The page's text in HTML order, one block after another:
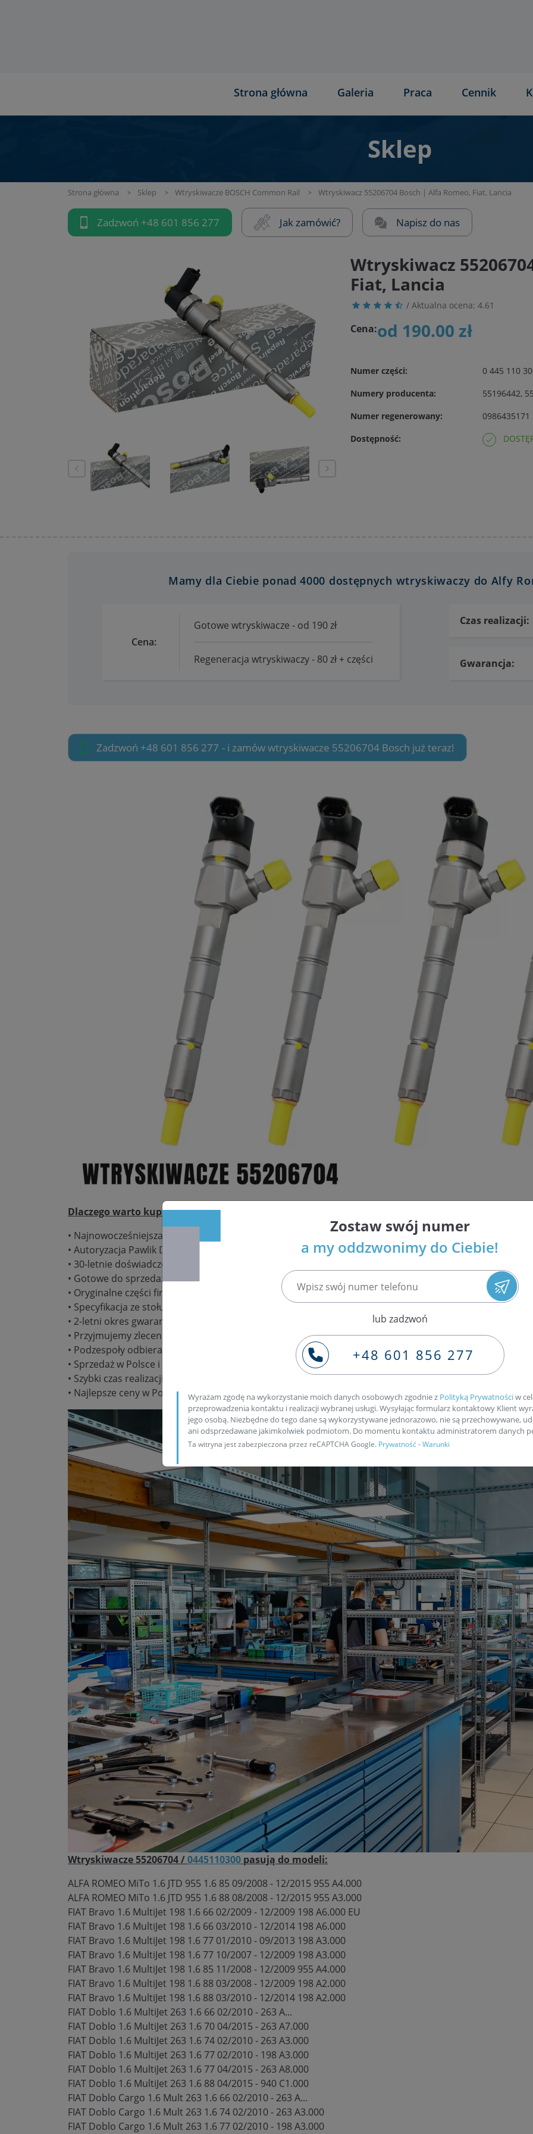
Strona główna Galeria Praca Cennik
Sklep
Strona główna Sklep Wtryskiwacze BOSCH Common Rail Wtryskiwacz 55206704 Bosch | Alfa Romeo, Fiat, Lancia
Zadzwoń +48 601 856 277 Jak zamówić? Napisz do nas
Wtryskiwacz
Fiat, Lancia
/ Aktualna ocena: 4.61
Cena:od 190.00 zł
Numer części:
0 445 110
Numery producenta:
55196442,
Numer regenerowany:
0986435171
Dostępność:
Mamy dla Ciebie ponad 4000 dostępnych wtryskiwaczy do Alfy
Cena:
Gotowe wtryskiwacze - od 190 zł
Regeneracja wtryskiwaczy - 80 zł + części
Czas realizacji:
Gwarancja:
Zadzwoń +48 601 856 277 - i zamów wtryskiwacze 55206704 Bosch już teraz!
Dlaczego warto kupić:
• Najnowocześniejsza pracownia regeneracji wtryskiwaczy Common Rail i benzynowych w Polsce
• Autoryzacja Pawlik Diesel Service – gwarancja najwyższej jakości usług
• 30-letnie doświadczenie w naprawie podzespołów układu paliwowego
• Gotowe do sprzedaży wtryskiwacze w dużych ilościach i atrakcyjnych cenach
• Oryginalne części firmy Bosch, Delphi, Denso, Siemens / VDO
• Specyfikacja ze stołu probierczego Bosch EPS 708 oraz Bosch DCI 700 potwierdzająca parametry
• 2-letni okres gwarancyjny bez limitu kilometrów
• Przyjmujemy zlecenia wysyłkowe
• Podzespoły odbieramy/wysyłamy codziennie naszym kurierem
• Sprzedaż w Polsce i za granicą
• Szybki czas realizacji zamówienia
• Najlepsze ceny w Polsce!
Wtryskiwacze 55206704 /0445110300 pasują do modeli:
ALFA ROMEO MiTo 1.6 JTD 955 1.6 85 09/2008 - 12/2015 955 A4.000
ALFA ROMEO MiTo 1.6 JTD 955 1.6 88 08/2008 - 12/2015 955 A3.000
FIAT Bravo 1.6 MultiJet 198 1.6 66 02/2009 - 12/2009 198 A6.000 EU
FIAT Bravo 1.6 MultiJet 198 1.6 66 03/2010 - 12/2014 198 A6.000
FIAT Bravo 1.6 MultiJet 198 1.6 77 01/2010 - 09/2013 198 A3.000
FIAT Bravo 1.6 MultiJet 198 1.6 77 10/2007 - 12/2009 198 A3.000
FIAT Bravo 1.6 MultiJet 198 1.6 85 11/2008 - 12/2009 955 A4.000
FIAT Bravo 1.6 MultiJet 198 1.6 88 03/2008 - 12/2009 198 A2.000
FIAT Bravo 1.6 MultiJet 198 1.6 88 03/2010 - 12/2014 198 A2.000
FIAT Doblo 1.6 MultiJet 263 1.6 66 02/2010 - 263 A...
FIAT Doblo 1.6 MultiJet 263 1.6 70 04/2015 - 263 A7.000
FIAT Doblo 1.6 MultiJet 263 1.6 74 02/2010 - 263 A3.000
FIAT Doblo 1.6 MultiJet 263 1.6 77 02/2010 - 198 A3.000
FIAT Doblo 1.6 MultiJet 263 1.6 77 04/2015 - 263 A8.000
FIAT Doblo 1.6 MultiJet 263 1.6 88 04/2015 - 940 C1.000
FIAT Doblo Cargo 1.6 Mult 263 1.6 66 02/2010 - 263 A...
FIAT Doblo Cargo 1.6 Mult 263 1.6 74 02/2010 - 263 A3.000
FIAT Doblo Cargo 1.6 Mult 263 1.6 77 02/2010 - 198 A3.000
Zostaw swój numer
a my oddzwonimy do Ciebie!
lub zadzwoń
+48 601 856 277
Wyrażam zgodę na wykorzystanie moich danych osobowych zgodnie z Polityką Prywatnościw
przeprowadzenia kontaktu i realizacji wybranej usługi. Wysyłając formularz kontaktowy Klient
jego osobą. Niezbędne do tego dane są wykorzystywane jednorazowo, nie są przechowywane,
ani odsprzedawane jakimkolwiek podmiotom. Do momentu kontaktu administratorem danych
Ta witryna jest zabezpieczona przez reCAPTCHA Google. Prywatność-Warunki